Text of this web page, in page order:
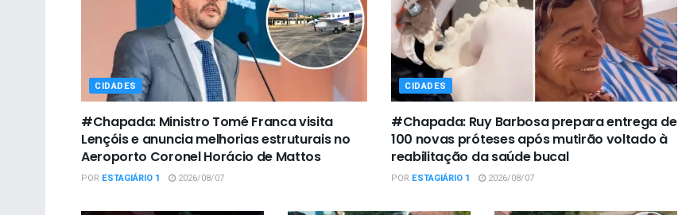
CIDADES
#Chapada: Ministro Tomé Franca visita
Lençóis e anuncia melhorias estruturais no
Aeroporto Coronel Horácio de Mattos
POR ESTAGIÁRIO 1 2026/08/07
CIDADES
#Chapada: Ruy Barbosa prepara entrega de
100 novas próteses após mutirão voltado à
reabilitação da saúde bucal
POR ESTAGIÁRIO 1 2026/08/07